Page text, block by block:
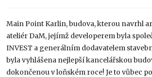
Main Point Karlin, budova, kterou navrhl
ateliér DaM, jejímž developerem byla
INVEST a generálním dodavatelem
byla vyhlášena nejlepší kancelářskou
dokončenou v loňském roce! Je to vůbec